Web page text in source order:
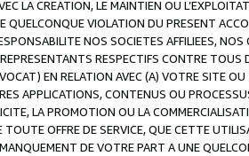
LA CREATION, LE MAINTIEN OU
QUELCONQUE VIOLATION DU PRESENT
NOS SOCIETES AFFILIEES,
RESPECTIFS CONTRE
EN RELATION AVEC (A) VOTRE SITE
APPLICATIONS, CONTENUS OU
LA PROMOTION OU LA
OFFRE DE SERVICE, QUE CETTE
DE VOTRE PART A UNE